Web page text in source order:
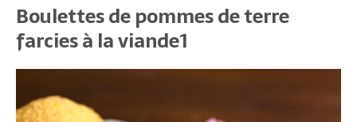
Boulettes de pommes de terre
farcies à la viande1